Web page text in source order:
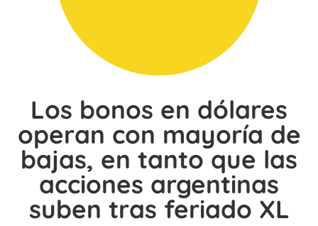
Los bonos en dólares
operan con mayoría de
bajas, en tanto que las
acciones argentinas
suben tras feriado XL